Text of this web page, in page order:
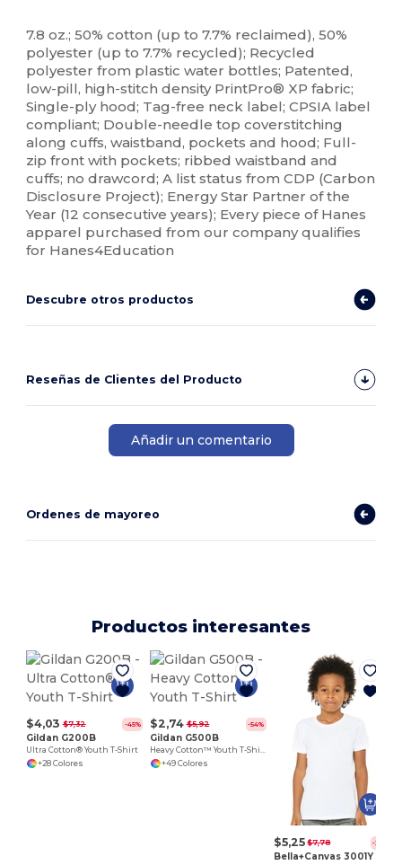
7.8 oz.; 50% cotton (up to 7.7% reclaimed), 50%
polyester (up to 7.7% recycled); Recycled
polyester from plastic water bottles; Patented,
low-pill, high-stitch density PrintPro® XP fabric;
Single-ply hood; Tag-free neck label; CPSIA label
compliant; Double-needle top coverstitching
along cuffs, waistband, pockets and hood; Full-
zip front with pockets; ribbed waistband and
cuffs; no drawcord; A list status from CDP (Carbon
Disclosure Project); Energy Star Partner of the
Year (12 consecutive years); Every piece of Hanes
apparel purchased from our company qualifies
for Hanes4Education
Descubre otros productos
Reseñas de Clientes del Producto
Añadir un comentario
Ordenes de mayoreo
Productos interesantes
$4,03 $7,32 -45%
Gildan G200B
Ultra Cotton® Youth T-Shirt
+28 Colores
$2,74 $5,92 -54%
Gildan G500B
Heavy Cotton™ Youth T-Shirt
+49 Colores
$5,25 $7,78 -33%
Bella+Canvas 3001Y